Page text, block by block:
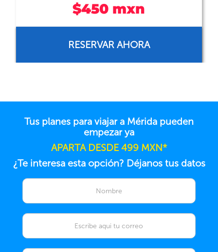
$524 mxn
RESERVAR AHORA
Tus planes para viajar a Mérida pueden
empezar ya
APARTA DESDE 499 MXN*
¿Te interesa esta opción? Déjanos tus datos